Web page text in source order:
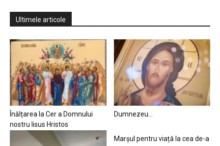
Ultimele articole
Înălțarea la Cer a Domnului
nostru Iisus Hristos
Dumnezeu…
Marșul pentru viață la cea de-a